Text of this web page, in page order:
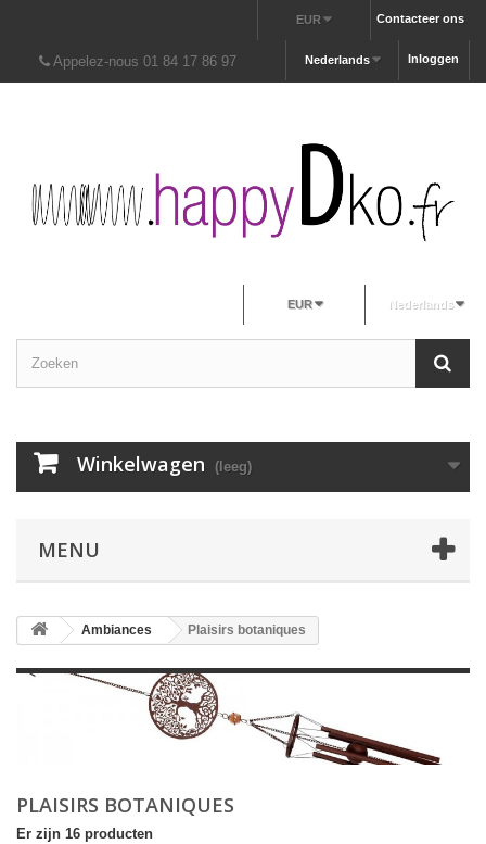
Contacteer ons
EUR
Appelez-nous 01 84 17 86 97 Inloggen
Nederlands
Nederlands
EUR
Winkelwagen (leeg)
MENU
Ambiances Plaisirs botaniques
PLAISIRS BOTANIQUES
Er zijn 16 producten